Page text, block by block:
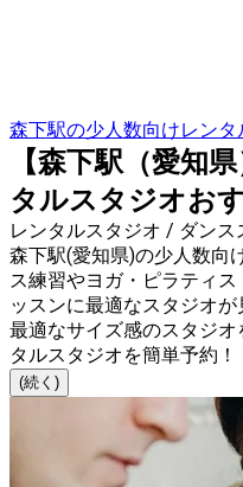
森下駅の少人数向けレンタ
【森下駅（愛知
タルスタジオお
レンタルスタジオ / ダンス
森下駅(愛知県)の少人数向
ス練習やヨガ・ピラティ
ッスンに最適なスタジオ
最適なサイズ感のスタジ
タルスタジオを簡単予約！
(続く)